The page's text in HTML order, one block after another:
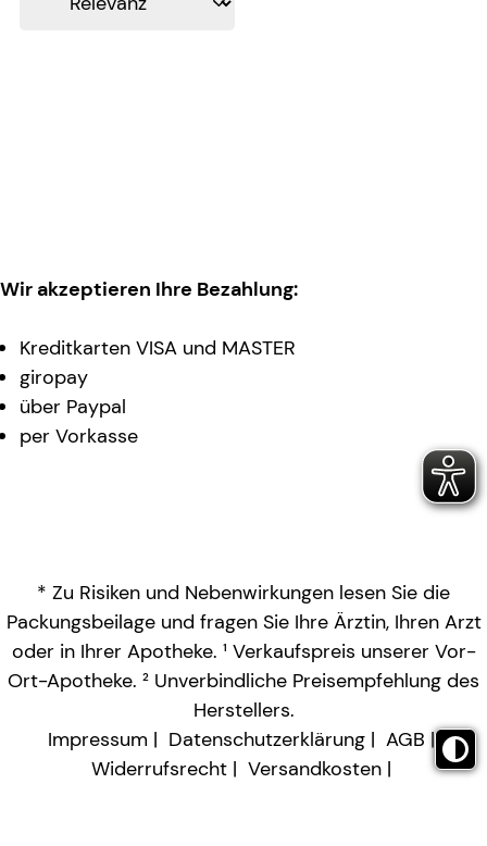
Wir akzeptieren Ihre Bezahlung:
Kreditkarten VISA und MASTER
giropay
über Paypal
per Vorkasse
* Zu Risiken und Nebenwirkungen lesen Sie die
Packungsbeilage und fragen Sie Ihre Ärztin, Ihren Arzt
oder in Ihrer Apotheke. ¹ Verkaufspreis unserer Vor-
Ort-Apotheke. ² Unverbindliche Preisempfehlung des
Herstellers.
Impressum
Datenschutzerklärung
AGB
Widerrufsrecht
Versandkosten